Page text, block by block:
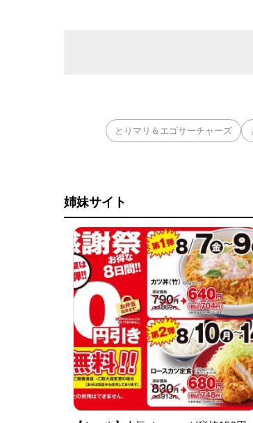
とりマリ＆エゴサーチャーズ
姉妹サイト